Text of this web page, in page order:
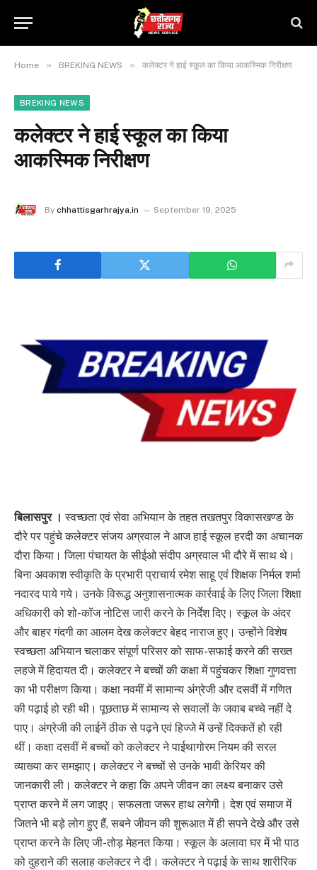
Home » BREKING NEWS » कलेक्टर ने हाई स्कूल का किया आकस्मिक निरीक्षण
BREKING NEWS
कलेक्टर ने हाई स्कूल का किया
आकस्मिक निरीक्षण
By chhattisgarhrajya.in September 19, 2025
बिलासपुर । स्वच्छता एवं सेवा अभियान के तहत तखतपुर विकासखण्ड के
दौरे पर पहुंचे कलेक्टर संजय अग्रवाल ने आज हाई स्कूल हरदी का अचानक
दौरा किया। जिला पंचायत के सीईओ संदीप अग्रवाल भी दौरे में साथ थे।
बिना अवकाश स्वीकृति के प्रभारी प्राचार्य रमेश साहू एवं शिक्षक निर्मल शर्मा
नदारद पाये गये। उनके विरूद्ध अनुशासनात्मक कार्रवाई के लिए जिला शिक्षा
अधिकारी को शो-कॉज नोटिस जारी करने के निर्देश दिए। स्कूल के अंदर
और बाहर गंदगी का आलम देख कलेक्टर बेहद नाराज हुए। उन्होंने विशेष
स्वच्छता अभियान चलाकर संपूर्ण परिसर को साफ-सफाई करने की सख्त
लहजे में हिदायत दी। कलेक्टर ने बच्चों की कक्षा में पहुंचकर शिक्षा गुणवत्ता
का भी परीक्षण किया। कक्षा नवमीं में सामान्य अंग्रेजी और दसवीं में गणित
की पढ़ाई हो रही थी। पूछताछ में सामान्य से सवालों के जवाब बच्चे नहीं दे
पाए। अंग्रेजी की लाईनें ठीक से पढ़ने एवं हिज्जे में उन्हें दिक्कतें हो रही
थीं। कक्षा दसवीं में बच्चों को कलेक्टर ने पाईथागोरम नियम की सरल
व्याख्या कर समझाए। कलेक्टर ने बच्चों से उनके भावी केरियर की
जानकारी ली। कलेक्टर ने कहा कि अपने जीवन का लक्ष्य बनाकर उसे
प्राप्त करने में लग जाइए। सफलता जरूर हाथ लगेगी। देश एवं समाज में
जितने भी बड़े लोग हुए हैं, सबने जीवन की शुरूआत में ही सपने देखे और उसे
प्राप्त करने के लिए जी-तोड़ मेहनत किया। स्कूल के अलावा घर में भी पाठ
को दुहराने की सलाह कलेक्टर ने दी। कलेक्टर ने पढ़ाई के साथ शारीरिक